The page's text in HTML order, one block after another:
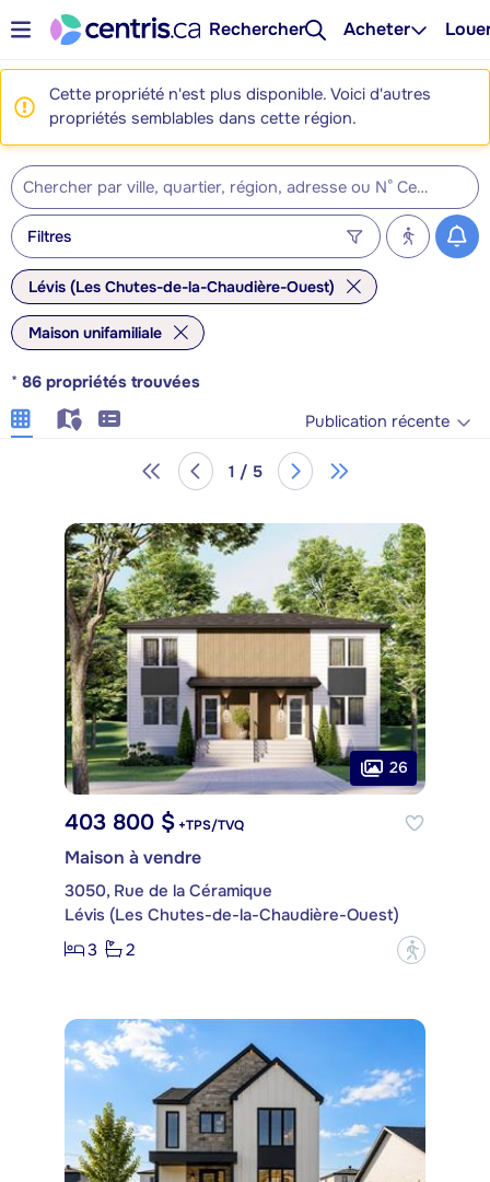
Rechercher Acheter
Cette propriété n'est plus disponible. Voici d'autres
propriétés semblables dans cette région.
Filtres
Lévis (Les Chutes-de-la-Chaudière-Ouest)
Maison unifamiliale
* 86 propriétés trouvées
Publication récente
1 / 5
26
403 800 $ +TPS/TVQ
Maison à vendre
3050, Rue de la Céramique
Lévis (Les Chutes-de-la-Chaudière-Ouest)
3
2 ?